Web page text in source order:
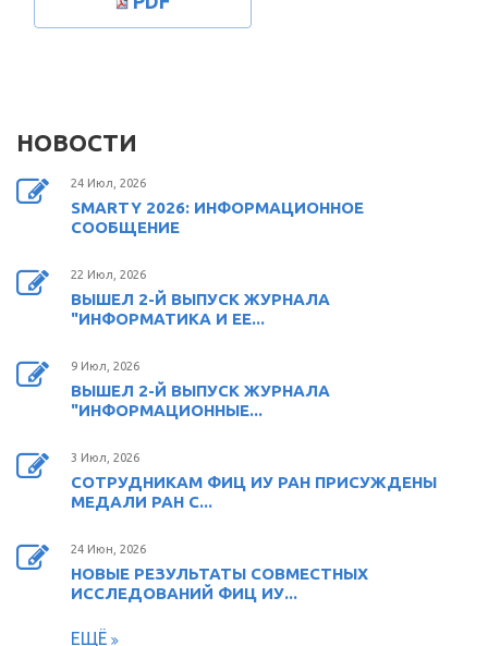
НОВОСТИ
24 Июл, 2026
SMARTY 2026: ИНФОРМАЦИОННОЕ
СООБЩЕНИЕ
22 Июл, 2026
ВЫШЕЛ 2-Й ВЫПУСК ЖУРНАЛА
"ИНФОРМАТИКА И ЕЕ...
9 Июл, 2026
ВЫШЕЛ 2-Й ВЫПУСК ЖУРНАЛА
"ИНФОРМАЦИОННЫЕ...
3 Июл, 2026
СОТРУДНИКАМ ФИЦ ИУ РАН ПРИСУЖДЕНЫ
МЕДАЛИ РАН С...
24 Июн, 2026
НОВЫЕ РЕЗУЛЬТАТЫ СОВМЕСТНЫХ
ИССЛЕДОВАНИЙ ФИЦ ИУ...
ЕЩЁ